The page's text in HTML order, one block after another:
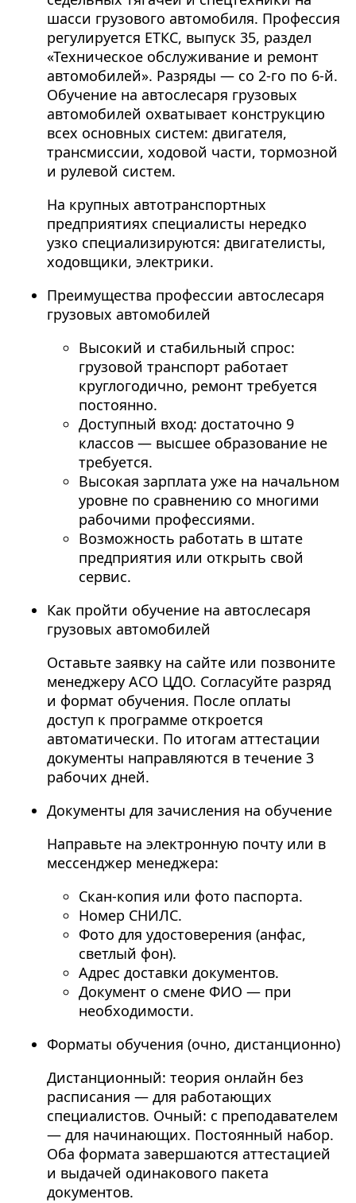
шасси грузового автомобиля. Профессия
регулируется ЕТКС, выпуск 35, раздел
«Техническое обслуживание и ремонт
автомобилей». Разряды — со 2-го по 6-й.
Обучение на автослесаря грузовых
автомобилей охватывает конструкцию
всех основных систем: двигателя,
трансмиссии, ходовой части, тормозной
и рулевой систем.
На крупных автотранспортных
предприятиях специалисты нередко
узко специализируются: двигателисты,
ходовщики, электрики.
Преимущества профессии автослесаря
грузовых автомобилей
Высокий и стабильный спрос:
грузовой транспорт работает
круглогодично, ремонт требуется
постоянно.
Доступный вход: достаточно 9
классов — высшее образование не
требуется.
Высокая зарплата уже на начальном
уровне по сравнению со многими
рабочими профессиями.
Возможность работать в штате
предприятия или открыть свой
сервис.
Как пройти обучение на автослесаря
грузовых автомобилей
Оставьте заявку на сайте или позвоните
менеджеру АСО ЦДО. Согласуйте разряд
и формат обучения. После оплаты
доступ к программе откроется
автоматически. По итогам аттестации
документы направляются в течение 3
рабочих дней.
Документы для зачисления на обучение
Направьте на электронную почту или в
мессенджер менеджера:
Скан-копия или фото паспорта.
Номер СНИЛС.
Фото для удостоверения (анфас,
светлый фон).
Адрес доставки документов.
Документ о смене ФИО — при
необходимости.
Форматы обучения (очно, дистанционно)
Дистанционный: теория онлайн без
расписания — для работающих
специалистов. Очный: с преподавателем
— для начинающих. Постоянный набор.
Оба формата завершаются аттестацией
и выдачей одинакового пакета
документов.